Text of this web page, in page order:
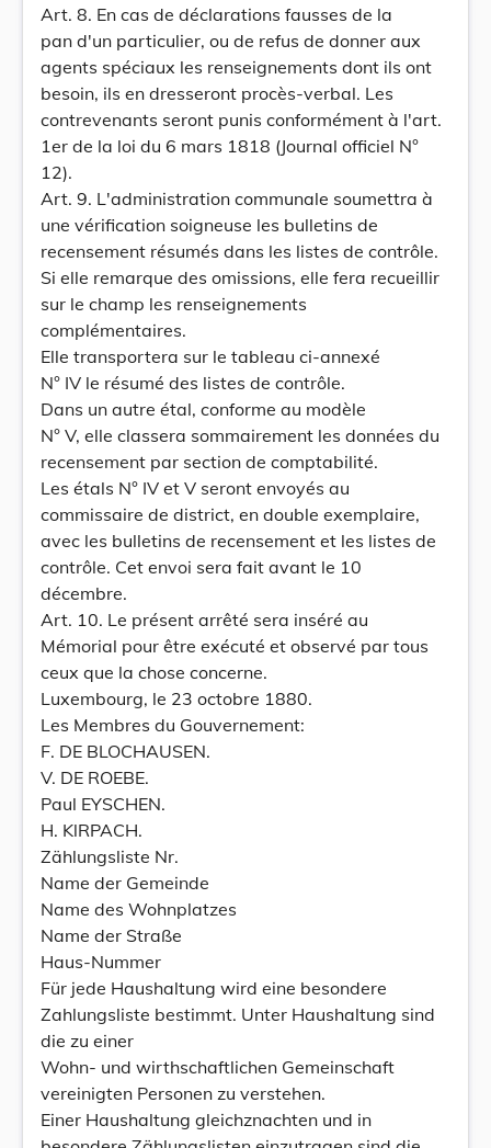
Art. 8. En cas de déclarations fausses de la
pan d'un particulier, ou de refus de donner aux
agents spéciaux les renseignements dont ils ont
besoin, ils en dresseront procès-verbal. Les
contrevenants seront punis conformément à l'art.
1er de la loi du 6 mars 1818 (Journal officiel N°
12).
Art. 9. L'administration communale soumettra à
une vérification soigneuse les bulletins de
recensement résumés dans les listes de contrôle.
Si elle remarque des omissions, elle fera recueillir
sur le champ les renseignements
complémentaires.
Elle transportera sur le tableau ci-annexé
N° IV le résumé des listes de contrôle.
Dans un autre étal, conforme au modèle
N° V, elle classera sommairement les données du
recensement par section de comptabilité.
Les étals N° IV et V seront envoyés au
commissaire de district, en double exemplaire,
avec les bulletins de recensement et les listes de
contrôle. Cet envoi sera fait avant le 10
décembre.
Art. 10. Le présent arrêté sera inséré au
Mémorial pour être exécuté et observé par tous
ceux que la chose concerne.
Luxembourg, le 23 octobre 1880.
Les Membres du Gouvernement:
F. DE BLOCHAUSEN.
V. DE ROEBE.
Paul EYSCHEN.
H. KlRPACH.
Zählungsliste Nr.
Name der Gemeinde
Name des Wohnplatzes
Name der Straße
Haus-Nummer
Für jede Haushaltung wird eine besondere
Zahlungsliste bestimmt. Unter Haushaltung sind
die zu einer
Wohn- und wirthschaftlichen Gemeinschaft
vereinigten Personen zu verstehen.
Einer Haushaltung gleichznachten und in